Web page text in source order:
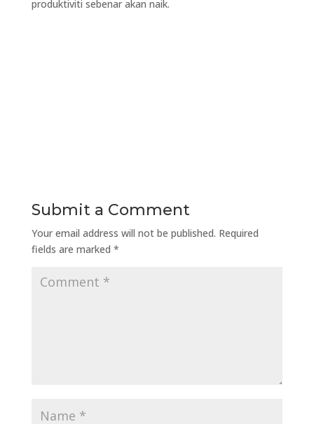
produktiviti sebenar akan naik.
Submit a Comment
Your email address will not be published. Required
fields are marked *